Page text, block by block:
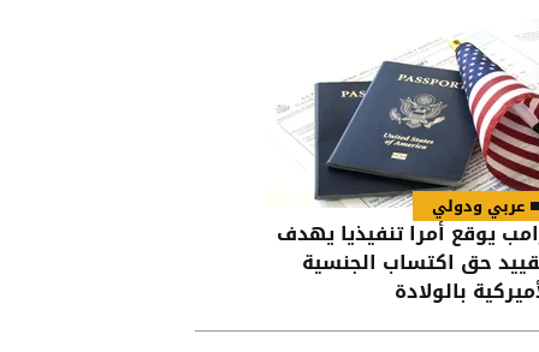
عربي ودولي
يوقع أمرا تنفيذيا يهدف
حق اكتساب الجنسية
بالولادة